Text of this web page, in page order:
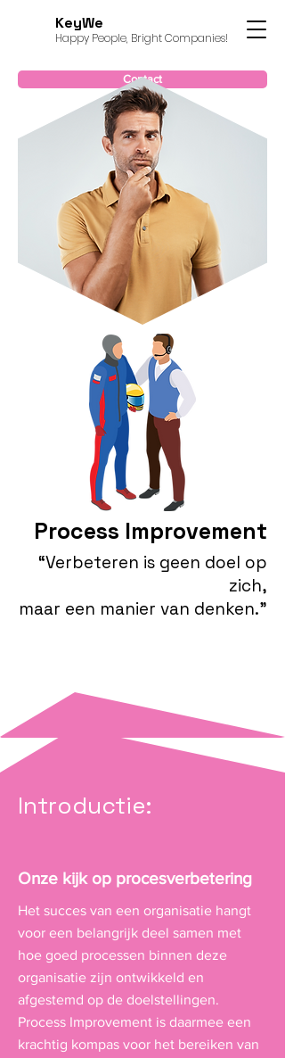
KeyWe
Happy People, Bright Companies!
Contact
Process Improvement
“Verbeteren is geen doel op
zich,
maar een manier van denken.”
Introductie:
Onze kijk op procesverbetering
Het succes van een organisatie hangt
voor een belangrijk deel samen met
hoe goed processen binnen deze
organisatie zijn ontwikkeld en
afgestemd op de doelstellingen.
Process Improvement is daarmee een
krachtig kompas voor het bereiken van